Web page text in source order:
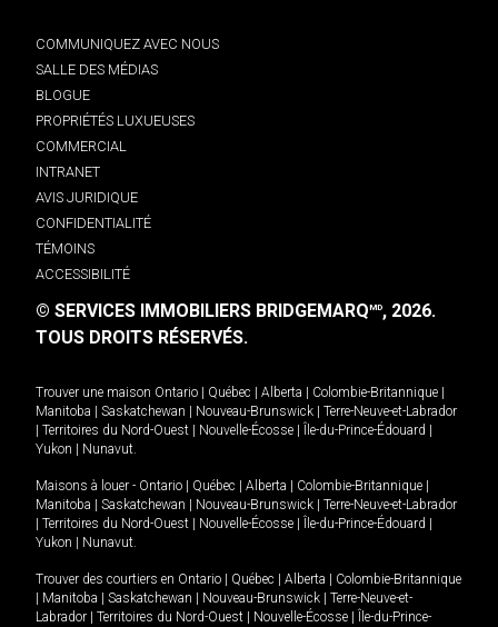
COMMUNIQUEZ AVEC NOUS
SALLE DES MÉDIAS
BLOGUE
PROPRIÉTÉS LUXUEUSES
COMMERCIAL
INTRANET
AVIS JURIDIQUE
CONFIDENTIALITÉ
TÉMOINS
ACCESSIBILITÉ
© SERVICES IMMOBILIERS BRIDGEMARQMD, 2026.
TOUS DROITS RÉSERVÉS.
Trouver une maison Ontario Québec Alberta Colombie-Britannique
Manitoba
Saskatchewan Nouveau-Brunswick
Terre-Neuve-et-Labrador
Territoires du Nord-Ouest Nouvelle-Écosse Île-du-Prince-Édouard
Yukon
Nunavut.
Maisons à louer - Ontario Québec Alberta Colombie-Britannique
Manitoba
Saskatchewan Nouveau-Brunswick
Terre-Neuve-et-Labrador
Territoires du Nord-Ouest Nouvelle-Écosse Île-du-Prince-Édouard
Yukon
Nunavut.
Trouver des courtiers en Ontario Québec Alberta
Colombie-Britannique
Manitoba Saskatchewan Nouveau-Brunswick
Terre-Neuve-et-
Labrador
Territoires du Nord-Ouest Nouvelle-Écosse
Île-du-Prince-